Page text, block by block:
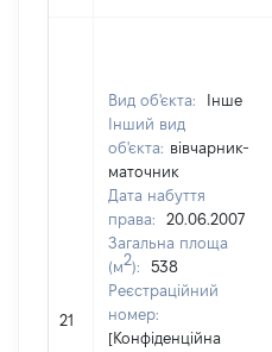
21
Вид об'єкта:
Інше
Інший вид
об'єкта: вівчарник-
маточник
Дата набуття
права:
20.06.2007
Загальна площа
(м2):
538
Реєстраційний
номер:
[Конфіденційна